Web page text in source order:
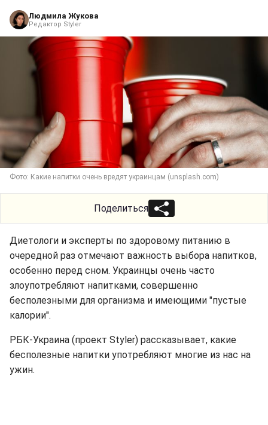
Людмила Жукова
Редактор Styler
Фото: Какие напитки очень вредят украинцам (unsplash.com)
Поделиться
Диетологи и эксперты по здоровому питанию в
очередной раз отмечают важность выбора напитков,
особенно перед сном. Украинцы очень часто
злоупотребляют напитками, совершенно
бесполезными для организма и имеющими "пустые
калории".
РБК-Украина (проект Styler) рассказывает, какие
бесполезные напитки употребляют многие из нас на
ужин.